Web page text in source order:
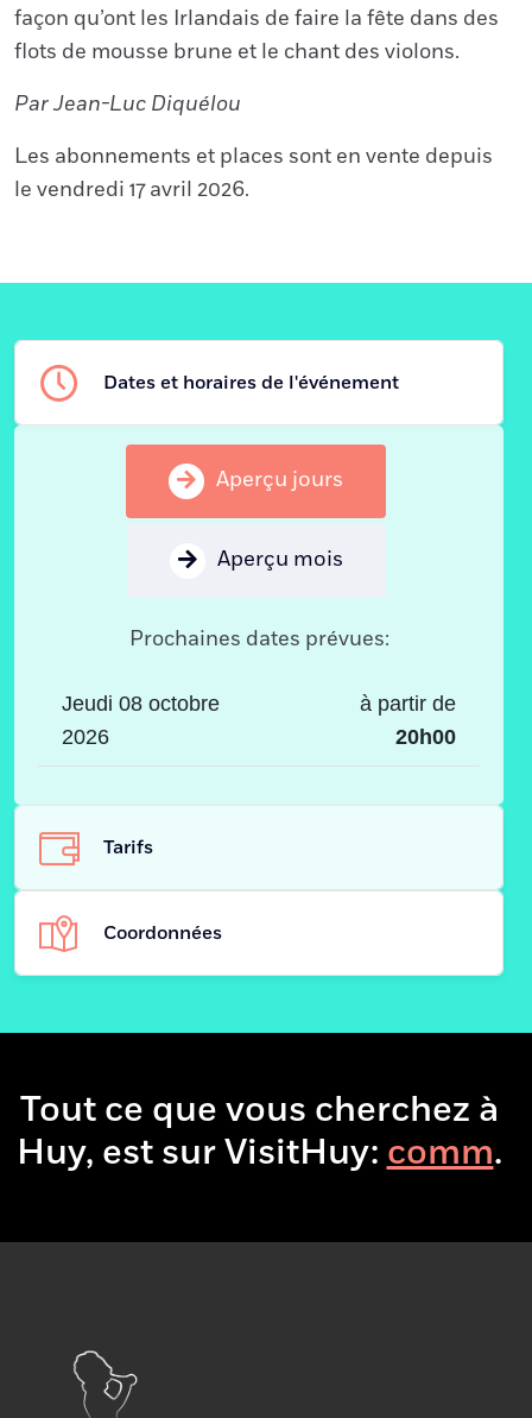
façon qu’ont les Irlandais de faire la fête dans des
flots de mousse brune et le chant des violons.
Par Jean-Luc Diquélou
Les abonnements et places sont en vente depuis
le vendredi 17 avril 2026.
Dates et horaires de l'événement
Aperçu jours
Aperçu mois
Prochaines dates prévues:
Jeudi 08 octobre
2026
à partir de
20h00
Tarifs
Coordonnées
Site
https://centrecultureldehuy.be/
Tout ce que vous cherchez à
Huy, est sur VisitHuy:.